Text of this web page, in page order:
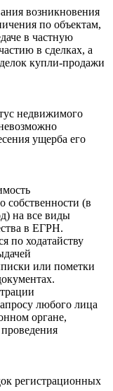
возникновения
по объектам,
в частную
в сделках, а
купли-продажи
недвижимого
ущерба его
собственности (в
на все виды
в ЕГРН.
по ходатайству
или пометки
любого лица
органе,
регистрационных